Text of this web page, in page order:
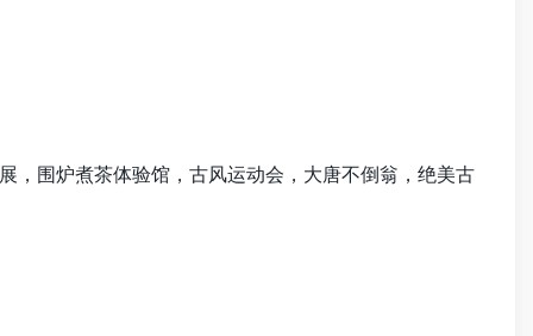
围炉煮茶体验馆，古风运动会，大唐不倒翁，绝美古